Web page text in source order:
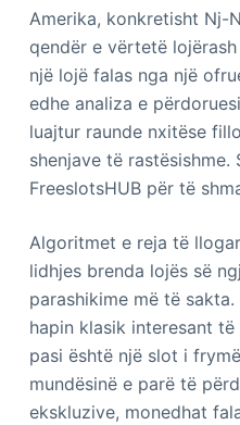
Amerika, konkretisht Nj-
qendër e vërtetë
një lojë falas nga një
edhe analiza e
luajtur raunde nxitëse
shenjave të
FreeslotsHUB për të
Algoritmet e reja të
lidhjes brenda lojës së
parashikime më të
hapin klasik interesant
pasi është një slot i
mundësinë e parë të
ekskluzive, monedhat